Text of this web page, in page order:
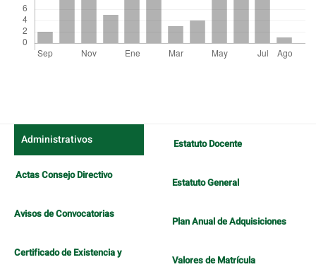
Administrativos
Actas Consejo Directivo
Avisos de Convocatorias
Certificado de Existencia y
Estatuto Docente
Estatuto General
Plan Anual de Adquisiciones
Valores de Matrícula